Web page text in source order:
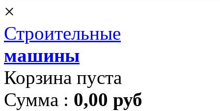
×
Строительные
машины
Корзина пуста
Сумма : 0,00 руб